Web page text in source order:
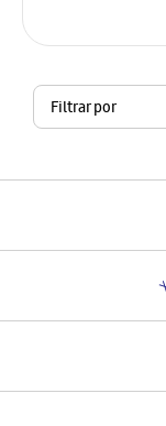
Filtrar por